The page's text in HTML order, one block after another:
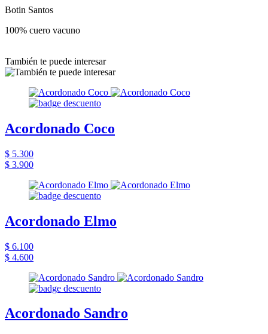
Botin Santos
100% cuero vacuno
También te puede interesar
Acordonado Coco
$ 5.300
$ 3.900
Acordonado Elmo
$ 6.100
$ 4.600
Acordonado Sandro